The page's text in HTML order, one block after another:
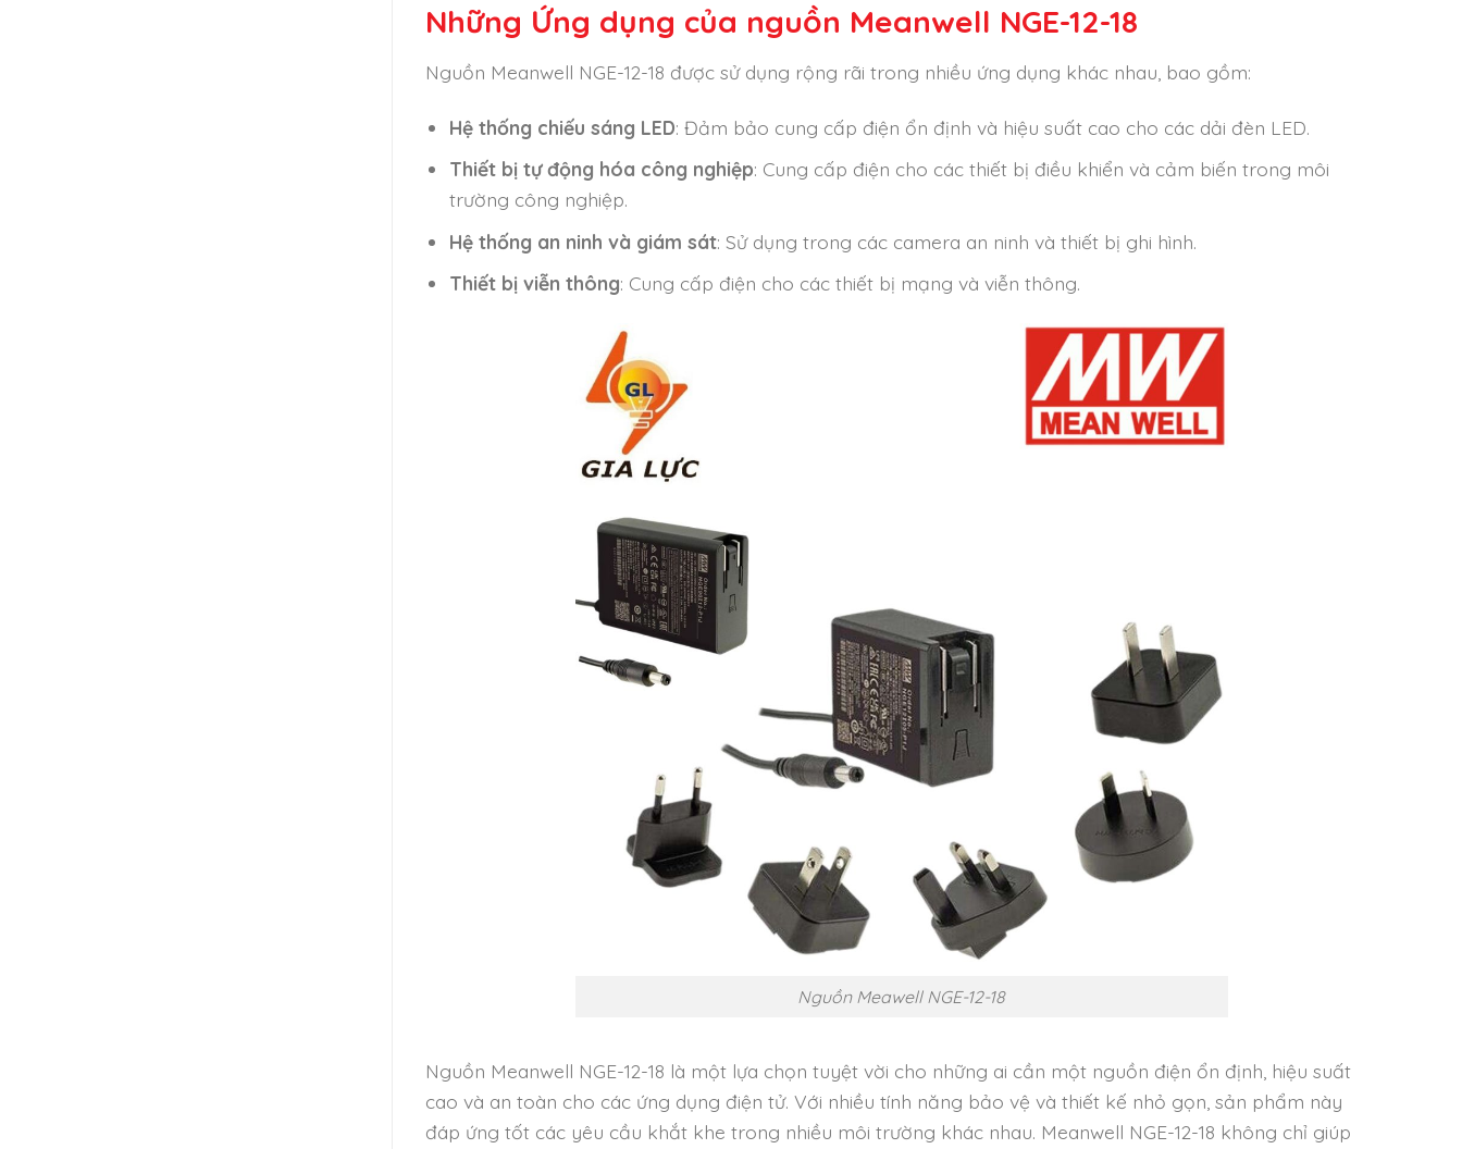
Những Ứng dụng của nguồn Meanwell NGE-12-18
Nguồn Meanwell NGE-12-18 được sử dụng rộng rãi trong nhiều ứng dụng khác nhau, bao gồm:
Hệ thống chiếu sáng LED: Đảm bảo cung cấp điện ổn định và hiệu suất cao cho các dải đèn LED.
Thiết bị tự động hóa công nghiệp: Cung cấp điện cho các thiết bị điều khiển và cảm biến trong môi
trường công nghiệp.
Hệ thống an ninh và giám sát: Sử dụng trong các camera an ninh và thiết bị ghi hình.
Thiết bị viễn thông: Cung cấp điện cho các thiết bị mạng và viễn thông.
Nguồn Meawell NGE-12-18
Nguồn Meanwell NGE-12-18 là một lựa chọn tuyệt vời cho những ai cần một nguồn điện ổn định, hiệu suất
cao và an toàn cho các ứng dụng điện tử. Với nhiều tính năng bảo vệ và thiết kế nhỏ gọn, sản phẩm này
đáp ứng tốt các yêu cầu khắt khe trong nhiều môi trường khác nhau. Meanwell NGE-12-18 không chỉ giúp